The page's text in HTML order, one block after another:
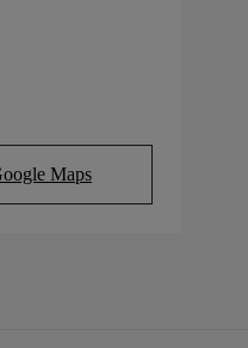
Maps
in new tab)